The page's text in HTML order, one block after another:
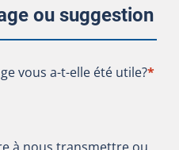
ou suggestion
vous a-t-elle été utile?
vous a-t-elle été utile?*
à nous transmettre ou